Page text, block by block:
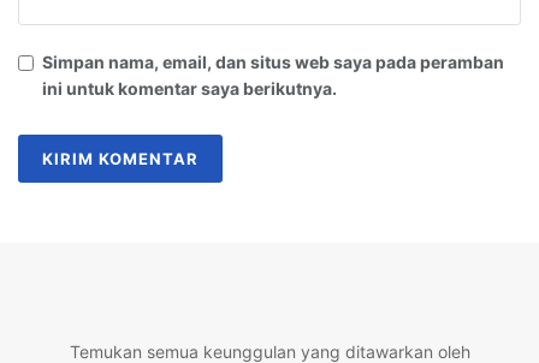
Simpan nama, email, dan situs web saya pada peramban
ini untuk komentar saya berikutnya.
Temukan semua keunggulan yang ditawarkan oleh